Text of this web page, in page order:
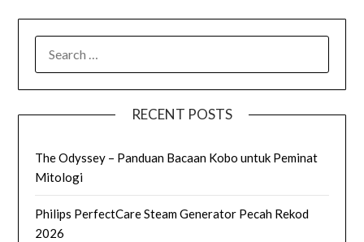
FOR:
RECENT POSTS
The Odyssey – Panduan Bacaan Kobo untuk Peminat
Mitologi
Philips PerfectCare Steam Generator Pecah Rekod
2026